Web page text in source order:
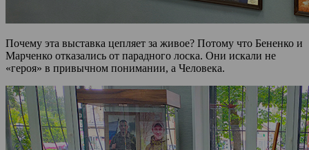
Почему эта выставка цепляет за живое? Потому что Бененко и
Марченко отказались от парадного лоска. Они искали не
«героя» в привычном понимании, а Человека.